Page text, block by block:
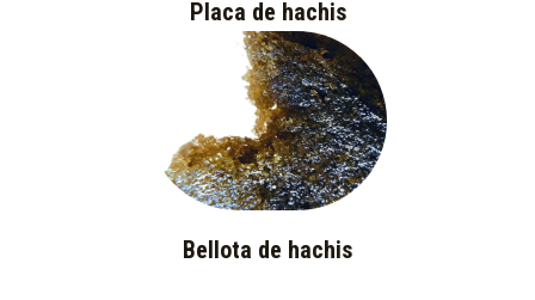
Placa de hachis
Bellota de hachis